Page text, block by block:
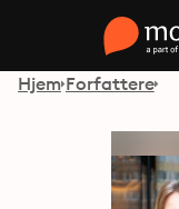
Hjem Forfattere